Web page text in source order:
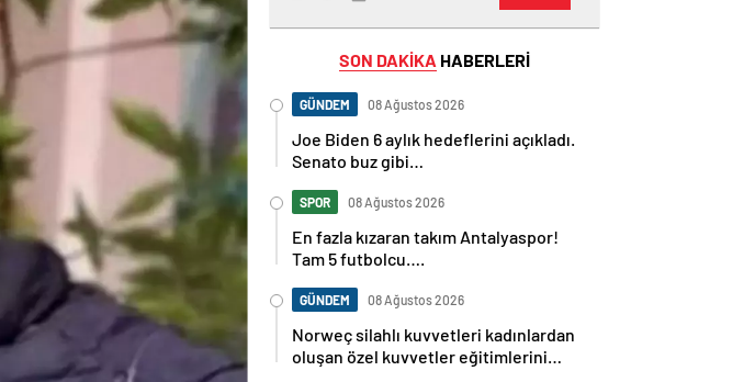
SON DAKİKA HABERLERİ
GÜNDEM 08 Ağustos 2026
Joe Biden 6 aylık hedeflerini açıkladı.
Senato buz gibi…
SPOR 08 Ağustos 2026
En fazla kızaran takım Antalyaspor!
Tam 5 futbolcu….
GÜNDEM 08 Ağustos 2026
Norweç silahlı kuvvetleri kadınlardan
oluşan özel kuvvetler eğitimlerini